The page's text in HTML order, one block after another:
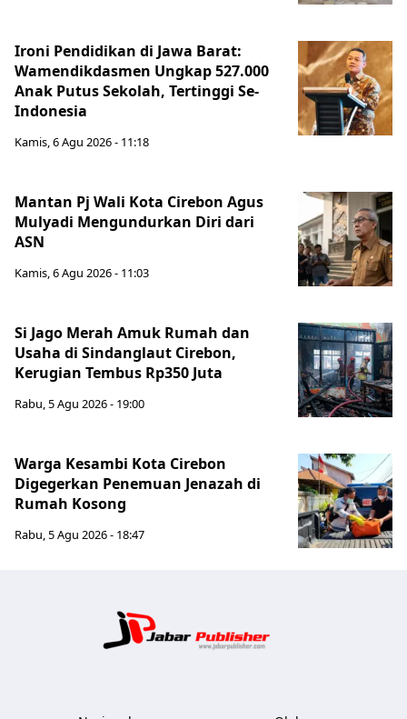
Ironi Pendidikan di Jawa Barat:
Wamendikdasmen Ungkap 527.000
Anak Putus Sekolah, Tertinggi Se-
Indonesia
Kamis, 6 Agu 2026 - 11:18
Mantan Pj Wali Kota Cirebon Agus
Mulyadi Mengundurkan Diri dari
ASN
Kamis, 6 Agu 2026 - 11:03
Si Jago Merah Amuk Rumah dan
Usaha di Sindanglaut Cirebon,
Kerugian Tembus Rp350 Juta
Rabu, 5 Agu 2026 - 19:00
Warga Kesambi Kota Cirebon
Digegerkan Penemuan Jenazah di
Rumah Kosong
Rabu, 5 Agu 2026 - 18:47